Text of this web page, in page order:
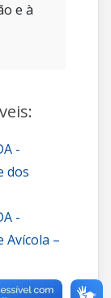
e à
-
dos
-
Avícola –